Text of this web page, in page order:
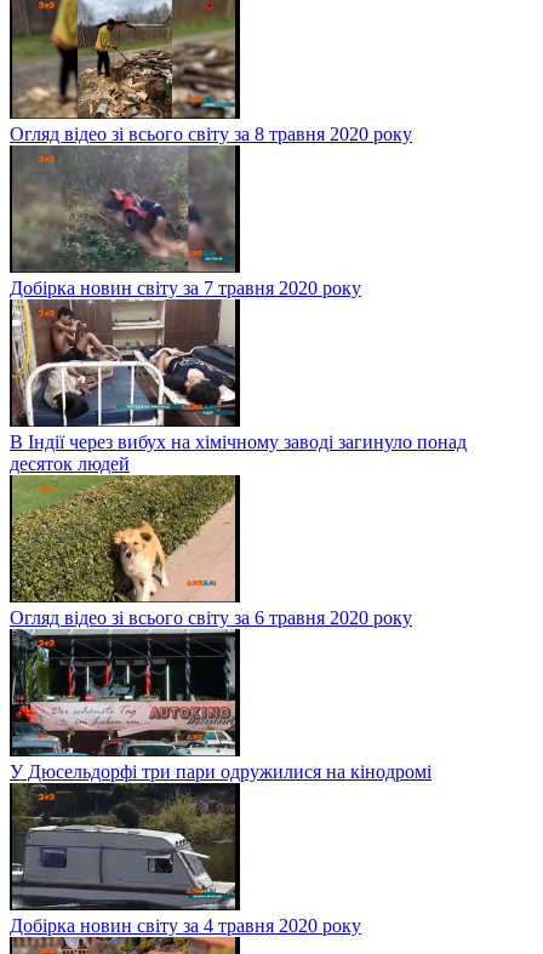
Огляд відео зі всього світу за 8 травня 2020 року
Добірка новин світу за 7 травня 2020 року
В Індії через вибух на хімічному заводі загинуло понад
десяток людей
Огляд відео зі всього світу за 6 травня 2020 року
У Дюсельдорфі три пари одружилися на кінодромі
Добірка новин світу за 4 травня 2020 року